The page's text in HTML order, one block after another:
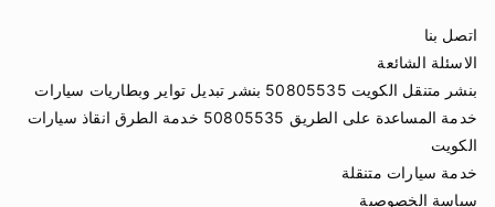
اتصل بنا
الاسئلة الشائعة
بنشر متنقل الكويت 50805535 بنشر تبديل تواير وبطاريات سيارات
خدمة المساعدة على الطريق 50805535 خدمة الطرق انقاذ سيارات
الكويت
خدمة سيارات متنقلة
سياسة الخصوصية